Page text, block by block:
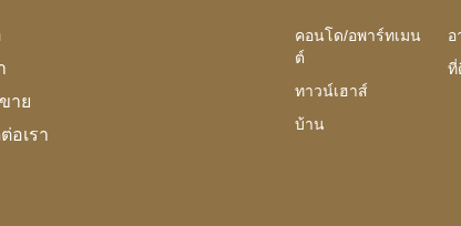
าย
อเรา
คอนโด/อพาร์ทเมน
ต์
ทาวน์เฮาส์
บ้าน
ที่